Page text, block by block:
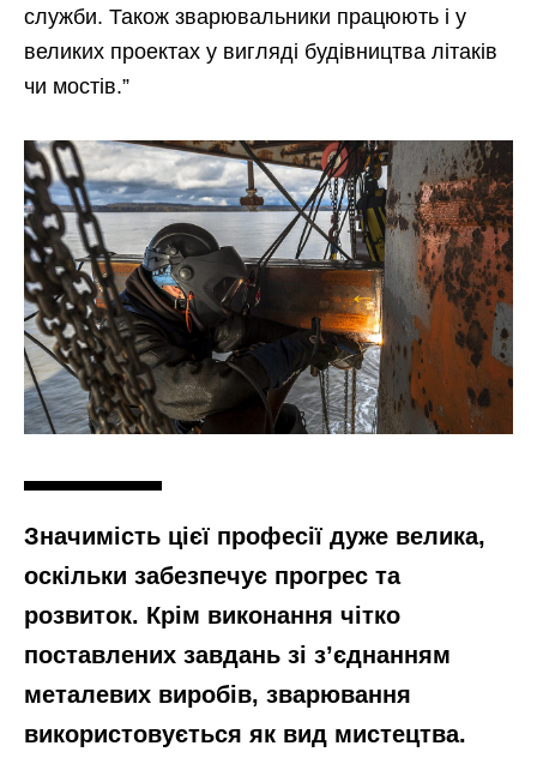
служби. Також зварювальники працюють і у
великих проектах у вигляді будівництва літаків
чи мостів.”
Значимість цієї професії дуже велика,
оскільки забезпечує прогрес та
розвиток. Крім виконання чітко
поставлених завдань зі з’єднанням
металевих виробів, зварювання
використовується як вид мистецтва.